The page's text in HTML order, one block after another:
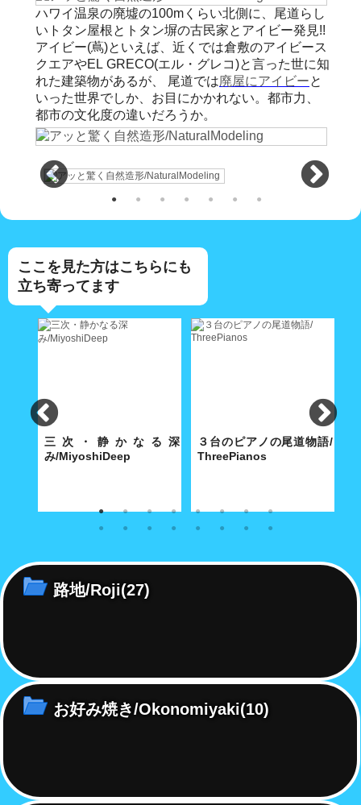
ハワイ温泉の廃墟の100mくらい北側に、尾道らし
いトタン屋根とトタン塀の古民家とアイビー発見!!
アイビー(蔦)といえば、近くでは倉敷のアイビース
クエアやEL GRECO(エル・グレコ)と言った世に知
れた建築物があるが、 尾道では廃屋にアイビーと
いった世界でしか、お目にかかれない。都市力、
都市の文化度の違いだろうか。
ここを見た方はこちらにも
立ち寄ってます
三次・静かなる深
み/MiyoshiDeep
雪化粧の三次のまちには深みの
３台のピアノの尾道物語/
ThreePianos
歴史都市・尾道にふさわしい3
路地/Roji(27)
お好み焼き/Okonomiyaki(10)